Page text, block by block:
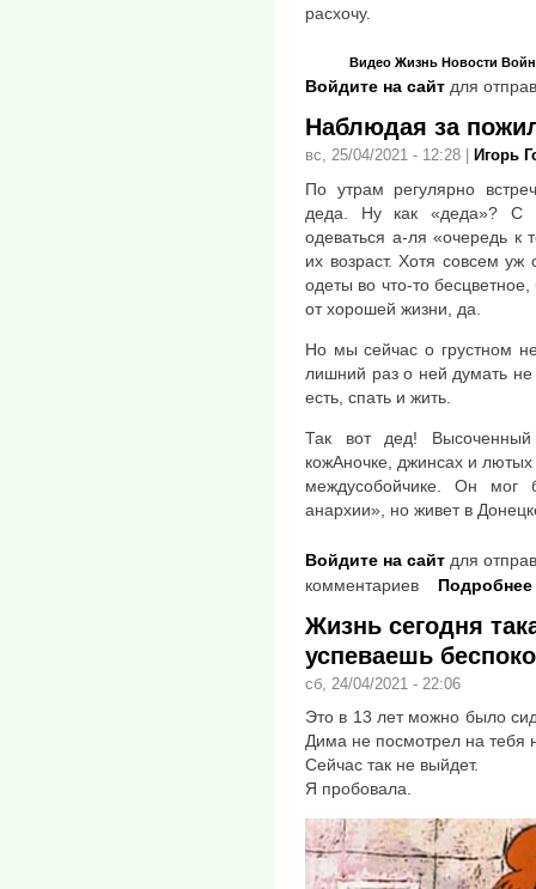
расхочу.
Видео Жизнь Новости
Войдите на сайт для
Наблюдая за
вс, 25/04/2021 - 12:28 Игорь
По утрам регулярно
деда. Ну как «деда»? С
одеваться а-ля «очередь к
их возраст. Хотя совсем
одеты во что-то
от хорошей жизни, да.
Но мы сейчас о грустном
лишний раз о ней думать не
есть, спать и жить.
Так вот дед!
кожАночке, джинсах и
междусобойчике. Он
анархии», но живет в
Войдите на сайт для
комментариев
Подробнее
Жизнь сегодня
успеваешь
сб, 24/04/2021 - 22:06
Это в 13 лет можно было
Дима не посмотрел на тебя
Сейчас так не выйдет.
Я пробовала.